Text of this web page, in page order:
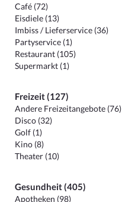
Café (72)
Eisdiele (13)
Imbiss / Lieferservice (36)
Partyservice (1)
Restaurant (105)
Supermarkt (1)
Freizeit (127)
Andere Freizeitangebote (76)
Disco (32)
Golf (1)
Kino (8)
Theater (10)
Gesundheit (405)
Apotheken (98)